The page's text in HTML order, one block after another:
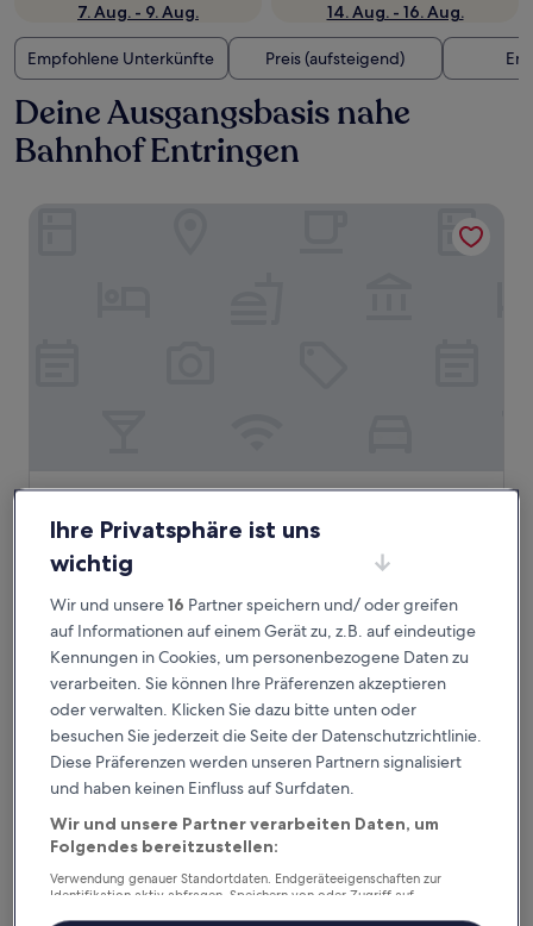
7. Aug. - 9. Aug.
14. Aug. - 16. Aug.
Empfohlene Unterkünfte Preis (aufsteigend)
Deine Ausgangsbasis nahe
Bahnhof Entringen
ARAMIS Tagungs- und Sporthotel
ARAMIS Tagungs- und Sporthotel
4.5-
Sterne-
Unterkunft
7,8 km von Bahnhof Entringen entfernt
von
10,
Sehr
gut,
(86
Bewertungen)
Der
Preis
beträgt
156 €
156 €
inkl. Steuern & Gebühren
8. Aug.–9. Aug.
Hotel Restaurant Meteora
Ihre Privatsphäre ist uns
wichtig
Wir und unsere16 Partner speichern und/ oder greifen
auf Informationen auf einem Gerät zu, z.B. auf eindeutige
Kennungen in Cookies, um personenbezogene Daten zu
verarbeiten. Sie können Ihre Präferenzen akzeptieren
oder verwalten. Klicken Sie dazu bitte unten oder
besuchen Sie jederzeit die Seite der Datenschutzrichtlinie.
Diese Präferenzen werden unseren Partnern signalisiert
und haben keinen Einfluss auf Surfdaten.
Wir und unsere Partner verarbeiten Daten, um
Folgendes bereitzustellen:
Verwendung genauer Standortdaten. Endgeräteeigenschaften zur
Identifikation aktiv abfragen. Speichern von oder Zugriff auf